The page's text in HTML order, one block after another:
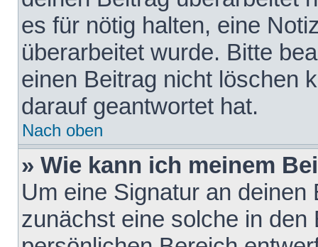
es für nötig halten, eine
überarbeitet wurde. Bitte
einen Beitrag nicht löschen
darauf geantwortet hat.
Nach oben
» Wie kann ich meinem
Um eine Signatur an
zunächst eine solche in den